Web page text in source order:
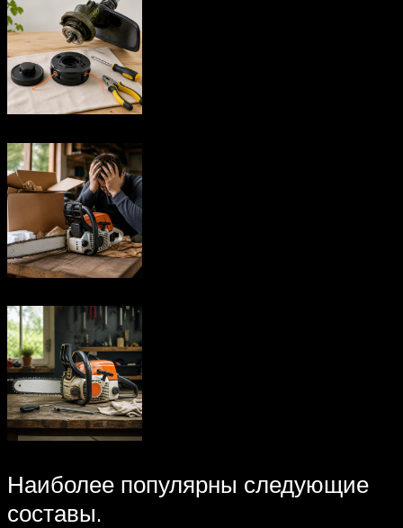
Наиболее популярны следующие
составы.